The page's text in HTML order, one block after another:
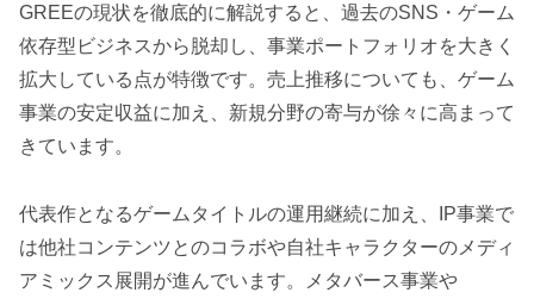
GREEの現状を徹底的に解説すると、過去のSNS・ゲーム
依存型ビジネスから脱却し、事業ポートフォリオを大きく
拡大している点が特徴です。売上推移についても、ゲーム
事業の安定収益に加え、新規分野の寄与が徐々に高まって
きています。
代表作となるゲームタイトルの運用継続に加え、IP事業で
は他社コンテンツとのコラボや自社キャラクターのメディ
アミックス展開が進んでいます。メタバース事業や